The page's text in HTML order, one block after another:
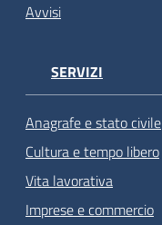
Avvisi
SERVIZI
Anagrafe e stato civile
Cultura e tempo libero
Vita lavorativa
Imprese e commercio